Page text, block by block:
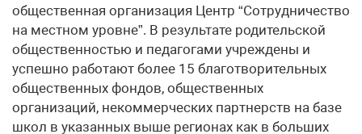
общественная организация Центр “Сотрудничество
на местном уровне”. В результате родительской
общественностью и педагогами учреждены и
успешно работают более 15 благотворительных
общественных фондов, общественных
организаций, некоммерческих партнерств на базе
школ в указанных выше регионах как в больших